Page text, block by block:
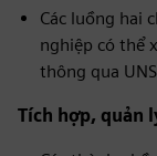
Các luồng hai
nghiệp có thể
thông qua
Tích hợp, quản